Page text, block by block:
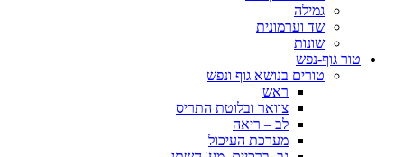
גמילה
שד וערמונית
שונות
טור גוף-נפש
טורים בנושא גוף ונפש
ראש
צוואר ובלוטת התריס
לב – ריאה
מערכת העיכול